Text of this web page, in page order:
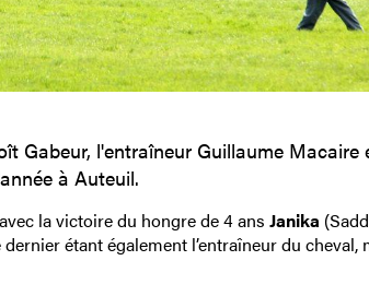
Gabeur, l'entraîneur Guillaume Macaire
à Auteuil.
la victoire du hongre de 4 ans Janika
étant également l’entraîneur du cheval,